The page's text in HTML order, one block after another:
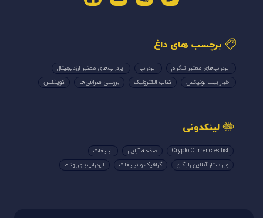
برچسب های داغ
ایردراپ‌های معتبر تلگرام ایردراپ
ایردراپ‌های معتبر ارزدیجیتال
اخبار بیت یونیکس
کتاب الکترونیک بررسی صرافی‌ها کوینکس
لینکدونی
Crypto Currencies list صفحه آرایی
تبلیغات
ویراستار آنلاین رایگان
گرافیک و تبلیغات ایردراپ بای‌بهنام